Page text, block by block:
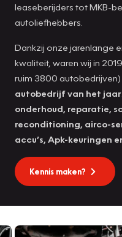
leaseberijders tot MKB-
autoliefhebbers.
Dankzij onze jarenlange
kwaliteit, waren wij in
ruim 3800
autobedrijf van het jaar
onderhoud, reparatie,
reconditioning, airco-
accu’s, Apk-keuringen
Kennis maken?